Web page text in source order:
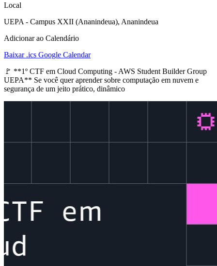
Local
UEPA - Campus XXII (Ananindeua), Ananindeua
Adicionar ao Calendário
Baixar .ics Google Calendar
🚩 **1º CTF em Cloud Computing - AWS Student Builder Group
UEPA** Se você quer aprender sobre computação em nuvem e
segurança de um jeito prático, dinâmico